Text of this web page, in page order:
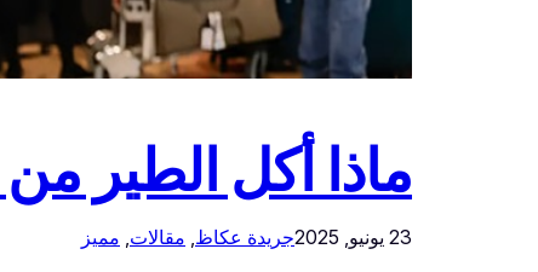
ماذا أكل الطير
23 يونيو, 2025 جريدة عكاظ, مقالات, مميز